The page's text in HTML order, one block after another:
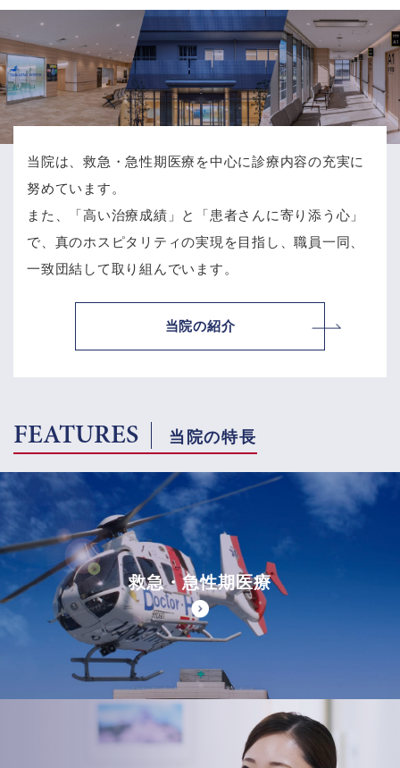
当院は、救急・急性期医療を中心に診療内容の充実に
努めています。
また、「高い治療成績」と「患者さんに寄り添う心」
で、 真のホスピタリティの実現を目指し、職員一同、
一致団結して取り組んでいます。
当院の紹介
FEATURES 当院の特長
救急・急性期医療